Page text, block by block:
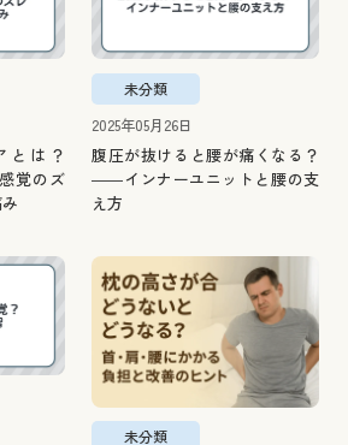
とは？
覚のズ
未分類
2025年05月26日
腹圧が抜けると腰が痛くなる？
――インナーユニットと腰の支
え方
未分類